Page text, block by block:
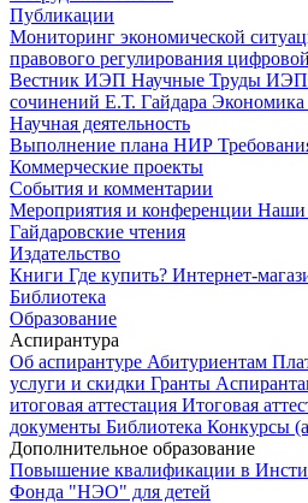
Публикации
Мониторинг экономической
правового регулирования
Вестник ИЭП Научные Труды ИЭП
сочинений Е.Т. Гайдара Экономика
Научная деятельность
Выполнение плана НИР
Коммерческие проекты
События и комментарии
Мероприятия и конференции Наши
Гайдаровские чтения
Издательство
Книги Где купить? Интернет-
Библиотека
Образование
Аспирантура
Об аспирантуре Абитуриентам
услуги и скидки Гранты
итоговая аттестация Итоговая
документы Библиотека Конкурсы
Дополнительное образование
Повышение квалификации в
Фонда "НЭО" для детей